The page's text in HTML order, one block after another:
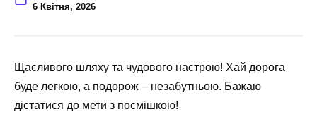
6 Квітня, 2026
Щасливого шляху та чудового настрою! Хай дорога
буде легкою, а подорож – незабутньою. Бажаю
дістатися до мети з посмішкою!